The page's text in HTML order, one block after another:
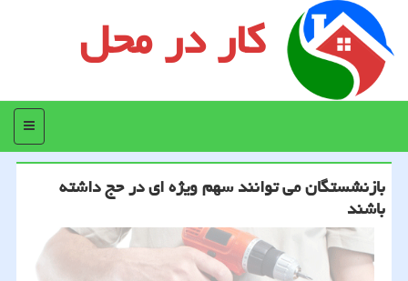
کار در محل
منو
بازنشستگان می توانند سهم ویژه ای در حج داشته
باشند